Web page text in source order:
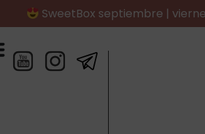
SweetBox septiembre |